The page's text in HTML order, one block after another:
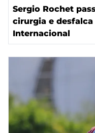
Sergio Rochet
cirurgia e desfalca
Internacional